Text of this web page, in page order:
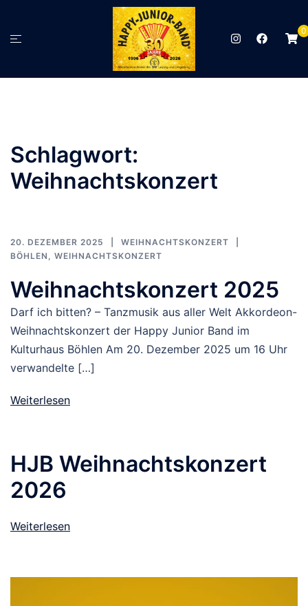
springen
Menü
0
Schlagwort:
Weihnachtskonzert
20. DEZEMBER 2025
WEIHNACHTSKONZERT
BÖHLEN , WEIHNACHTSKONZERT
Weihnachtskonzert 2025
Darf ich bitten? – Tanzmusik aus aller Welt Akkordeon-
Weihnachtskonzert der Happy Junior Band im
Kulturhaus Böhlen Am 20. Dezember 2025 um 16 Uhr
verwandelte […]
Weiterlesen
HJB Weihnachtskonzert
2026
Weiterlesen